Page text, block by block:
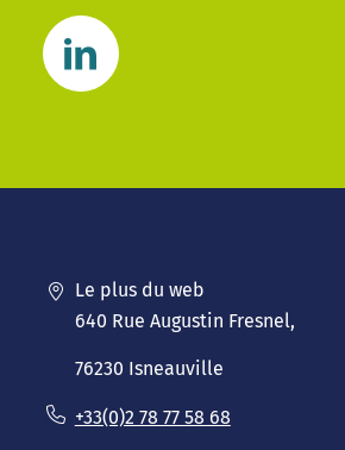
Le plus du web
640 Rue Augustin Fresnel,
76230 Isneauville
+33(0)2 78 77 58 68